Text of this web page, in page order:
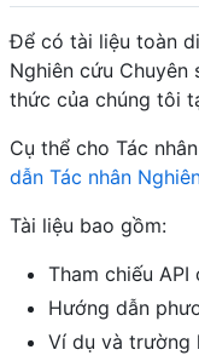
Để có tài liệu toàn
Nghiên cứu
thức của chúng tôi
Cụ thể cho Tác
dẫn Tác nhân
Tài liệu bao gồm:
Tham chiếu API
Hướng dẫn
Ví dụ và trường